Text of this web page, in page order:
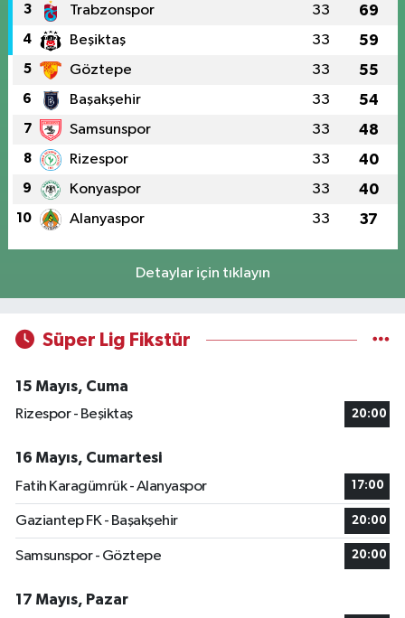
3 Trabzonspor 33 69
4 Beşiktaş 33 59
5 Göztepe 33 55
6 Başakşehir 33 54
7 Samsunspor 33 48
8 Rizespor 33 40
9 Konyaspor 33 40
10 Alanyaspor 33 37
Detaylar için tıklayın
Süper Lig Fikstür
15 Mayıs, Cuma
Rizespor - Beşiktaş
20:00
16 Mayıs, Cumartesi
Fatih Karagümrük - Alanyaspor
17:00
Gaziantep FK - Başakşehir 20:00
Samsunspor - Göztepe 20:00
17 Mayıs, Pazar